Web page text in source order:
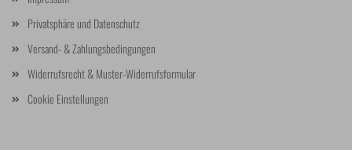
Privatsphäre und Datenschutz
Versand- & Zahlungsbedingungen
Widerrufsrecht & Muster-Widerrufsformular
Cookie Einstellungen